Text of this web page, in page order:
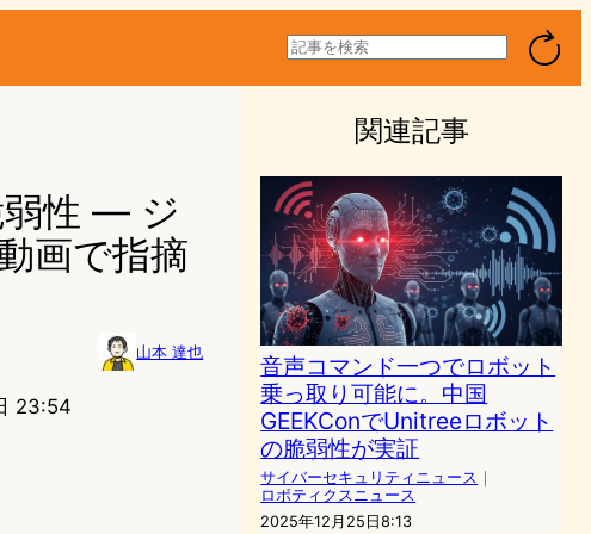
検
索
弱性 — ジ
画で指摘
山本 達也
23:54
関連記事
音声コマンド一つでロボット
乗っ取り可能に。中国
GEEKConでUnitreeロボット
の脆弱性が実証
サイバーセキュリティニュース ｜
ロボティクスニュース
2025年12月25日8:13